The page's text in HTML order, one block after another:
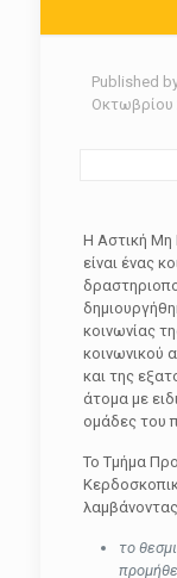
Published
Οκτωβρίου
Η Αστική Μη
είναι ένας
κοινωνίας
κοινωνικού
και της
άτομα με
ομάδες του
Το Τμήμα
το